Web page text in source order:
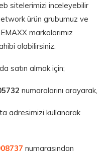
sitelerimizi inceleyebilir
ürün grubumuz ve
markalarımız
olabilirsiniz.
satın almak için;
numaralarını arayarak,
adresimizi kullanarak
numarasından